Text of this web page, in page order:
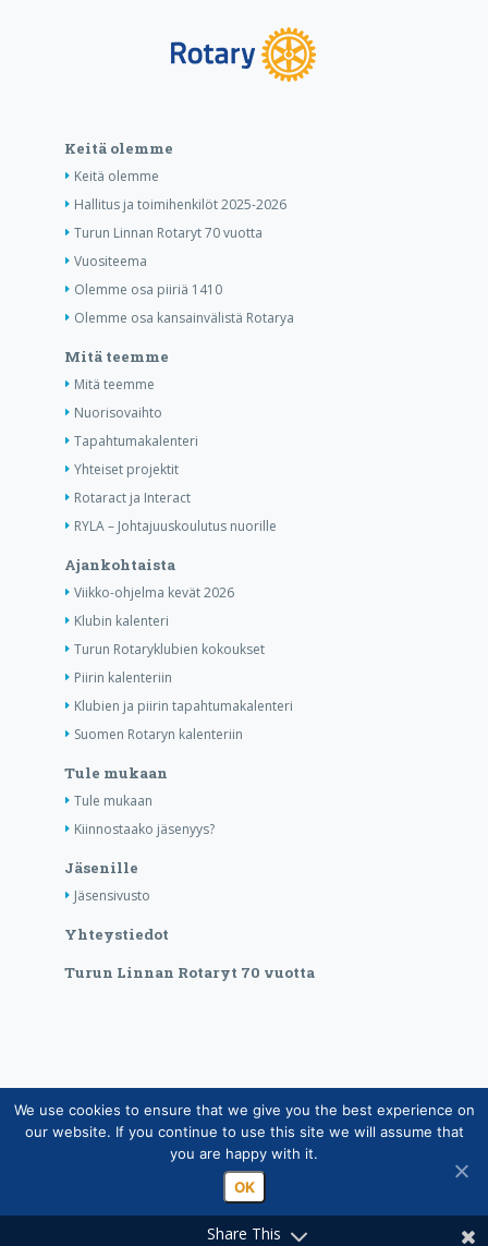
Keitä olemme
Keitä olemme
Hallitus ja toimihenkilöt 2025-2026
Turun Linnan Rotaryt 70 vuotta
Vuositeema
Olemme osa piiriä 1410
Olemme osa kansainvälistä Rotarya
Mitä teemme
Mitä teemme
Nuorisovaihto
Tapahtumakalenteri
Yhteiset projektit
Rotaract ja Interact
RYLA – Johtajuuskoulutus nuorille
Ajankohtaista
Viikko-ohjelma kevät 2026
Klubin kalenteri
Turun Rotaryklubien kokoukset
Piirin kalenteriin
Klubien ja piirin tapahtumakalenteri
Suomen Rotaryn kalenteriin
Tule mukaan
Tule mukaan
Kiinnostaako jäsenyys?
Jäsenille
Jäsensivusto
Yhteystiedot
Turun Linnan Rotaryt 70 vuotta
Copyright © Suomen Rotarypalvelu ry 2026 |
Jäsentietojärjestelmän tietosuojaseloste|Henkilötietojen
käsittely Rotarytoiminnassa
Share This
We use cookies to ensure that we give you the best experience on
our website. If you continue to use this site we will assume that
you are happy with it.
OK